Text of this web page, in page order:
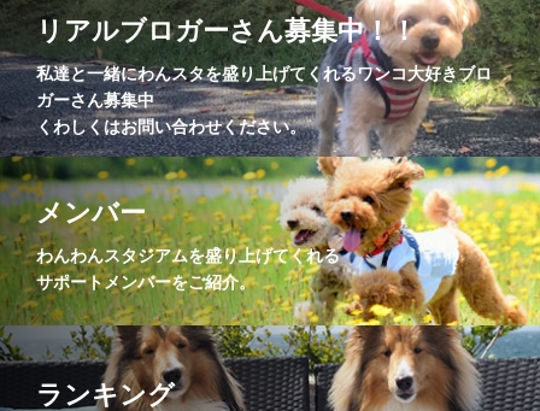
リアルブロガーさん募集中！！
私達と一緒にわんスタを盛り上げてくれるワンコ大好きブロ
ガーさん募集中
くわしくはお問い合わせください。
メンバー
わんわんスタジアムを盛り上げてくれる
サポートメンバーをご紹介。
ランキング